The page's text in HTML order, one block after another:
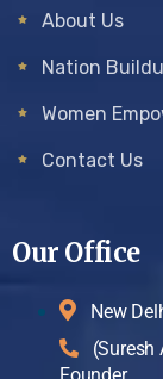
About Us
Nation
Women
Contact Us
Our Office
New
(Suresh